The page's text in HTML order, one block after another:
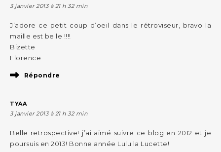
3 janvier 2013 à 21 h 32 min
J’adore ce petit coup d’oeil dans le rétroviseur, bravo la
maille est belle !!!!
Bizette
Florence
Répondre
TYAA
3 janvier 2013 à 21 h 32 min
Belle retrospective! j’ai aimé suivre ce blog en 2012 et je
poursuis en 2013! Bonne année Lulu la Lucette!